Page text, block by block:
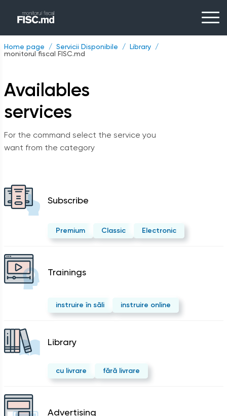
Home page Servicii Disponibile
Library
monitorul fiscal FISC.md
Availables
services
For the command select the service you
want from the category
Subscribe
Premium Classic Electronic
Trainings
instruire în săli instruire online
Library
cu livrare fără livrare
Advertising